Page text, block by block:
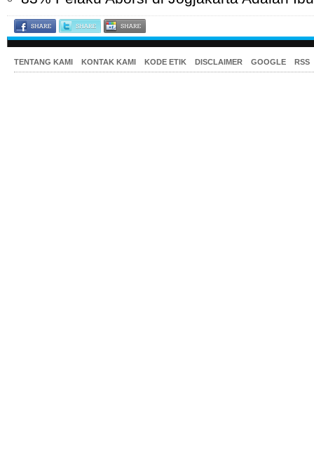
TENTANG KAMI KONTAK KAMI KODE ETIK DISCLAIMER GOOGLE RSS